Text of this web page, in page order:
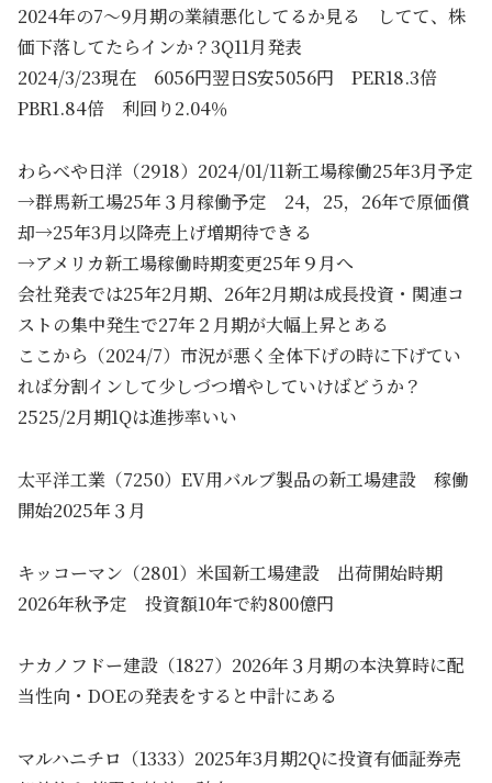
2024年の7～9月期の業績悪化してるか見る してて、株
価下落してたらインか？3Q11月発表
2024/3/23現在 6056円翌日S安5056円 PER18.3倍
PBR1.84倍 利回り2.04％
わらべや日洋（2918）2024/01/11新工場稼働25年3月予定
→群馬新工場25年３月稼働予定 24，25，26年で原価償
却→25年3月以降売上げ増期待できる
→アメリカ新工場稼働時期変更25年９月へ
会社発表では25年2月期、26年2月期は成長投資・関連コ
ストの集中発生で27年２月期が大幅上昇とある
ここから（2024/7）市況が悪く全体下げの時に下げてい
れば分割インして少しづつ増やしていけばどうか？
2525/2月期1Qは進捗率いい
太平洋工業（7250）EV用バルブ製品の新工場建設 稼働
開始2025年３月
キッコーマン（2801）米国新工場建設 出荷開始時期
2026年秋予定 投資額10年で約800億円
ナカノフドー建設（1827）2026年３月期の本決算時に配
当性向・DOEの発表をすると中計にある
マルハニチロ（1333）2025年3月期2Qに投資有価証券売